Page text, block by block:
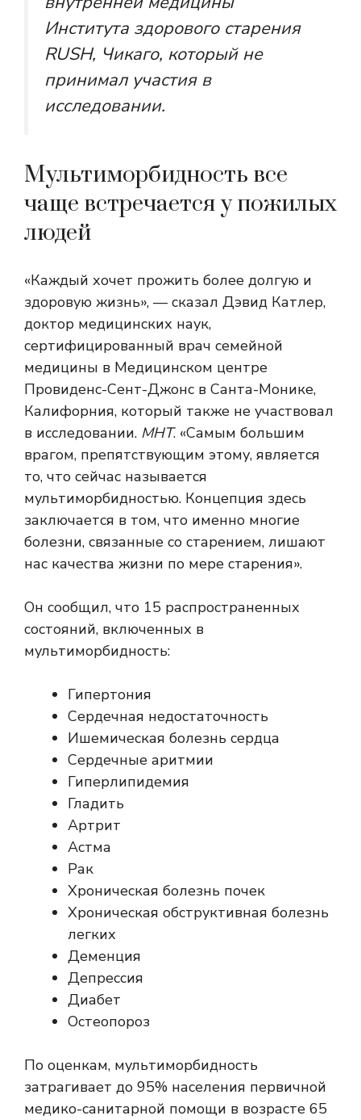
Института здорового старения
RUSH, Чикаго, который не
принимал участия в
исследовании.
Мультиморбидность все
чаще встречается у пожилых
людей
«Каждый хочет прожить более долгую и
здоровую жизнь», — сказал Дэвид Катлер,
доктор медицинских наук,
сертифицированный врач семейной
медицины в Медицинском центре
Провиденс-Сент-Джонс в Санта-Монике,
Калифорния, который также не участвовал
в исследовании. МНТ. «Самым большим
врагом, препятствующим этому, является
то, что сейчас называется
мультиморбидностью. Концепция здесь
заключается в том, что именно многие
болезни, связанные со старением, лишают
нас качества жизни по мере старения».
Он сообщил, что 15 распространенных
состояний, включенных в
мультиморбидность:
Гипертония
Сердечная недостаточность
Ишемическая болезнь сердца
Сердечные аритмии
Гиперлипидемия
Гладить
Артрит
Астма
Рак
Хроническая болезнь почек
Хроническая обструктивная болезнь
легких
Деменция
Депрессия
Диабет
Остеопороз
По оценкам, мультиморбидность
затрагивает до 95% населения первичной
медико-санитарной помощи в возрасте 65